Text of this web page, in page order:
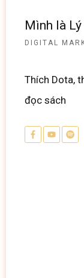
Mình là
DIGITAL
Thích Dota,
đọc sách